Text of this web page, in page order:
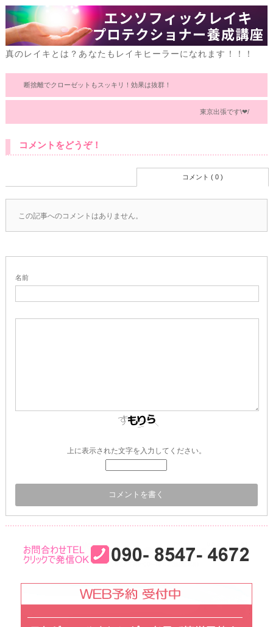
真のレイキとは？あなたもレイキヒーラーになれます！！！
断捨離でクローゼットもスッキリ！効果は抜群！
東京出張です\❤︎/
コメントをどうぞ！
コメント ( 0 )
この記事へのコメントはありません。
名前
上に表示された文字を入力してください。